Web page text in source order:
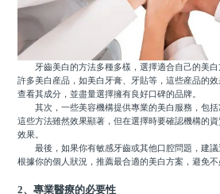
牙齒美白的方法多種多樣，選擇適合自己的美白
許多美白産品，如美白牙膏、牙貼等，這些産品的
查看其成分，並盡量選擇擁有良好口碑的品牌。
其次，一些美容機構提供專業的美白服務，包括
這些方法雖然效果顯著，但在選擇時要確認機構的
效果。
最後，如果你有敏感牙齒或其他口腔問題，建議
根據你的個人狀況，推薦最合適的美白方案，避免不
2、專業醫療的必要性